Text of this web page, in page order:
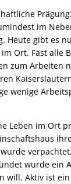
im
Heute gibt es
Ort. Fast alle
zum Arbeiten
wenige
Leben im Ort
wurde ein
will. Aktiv ist